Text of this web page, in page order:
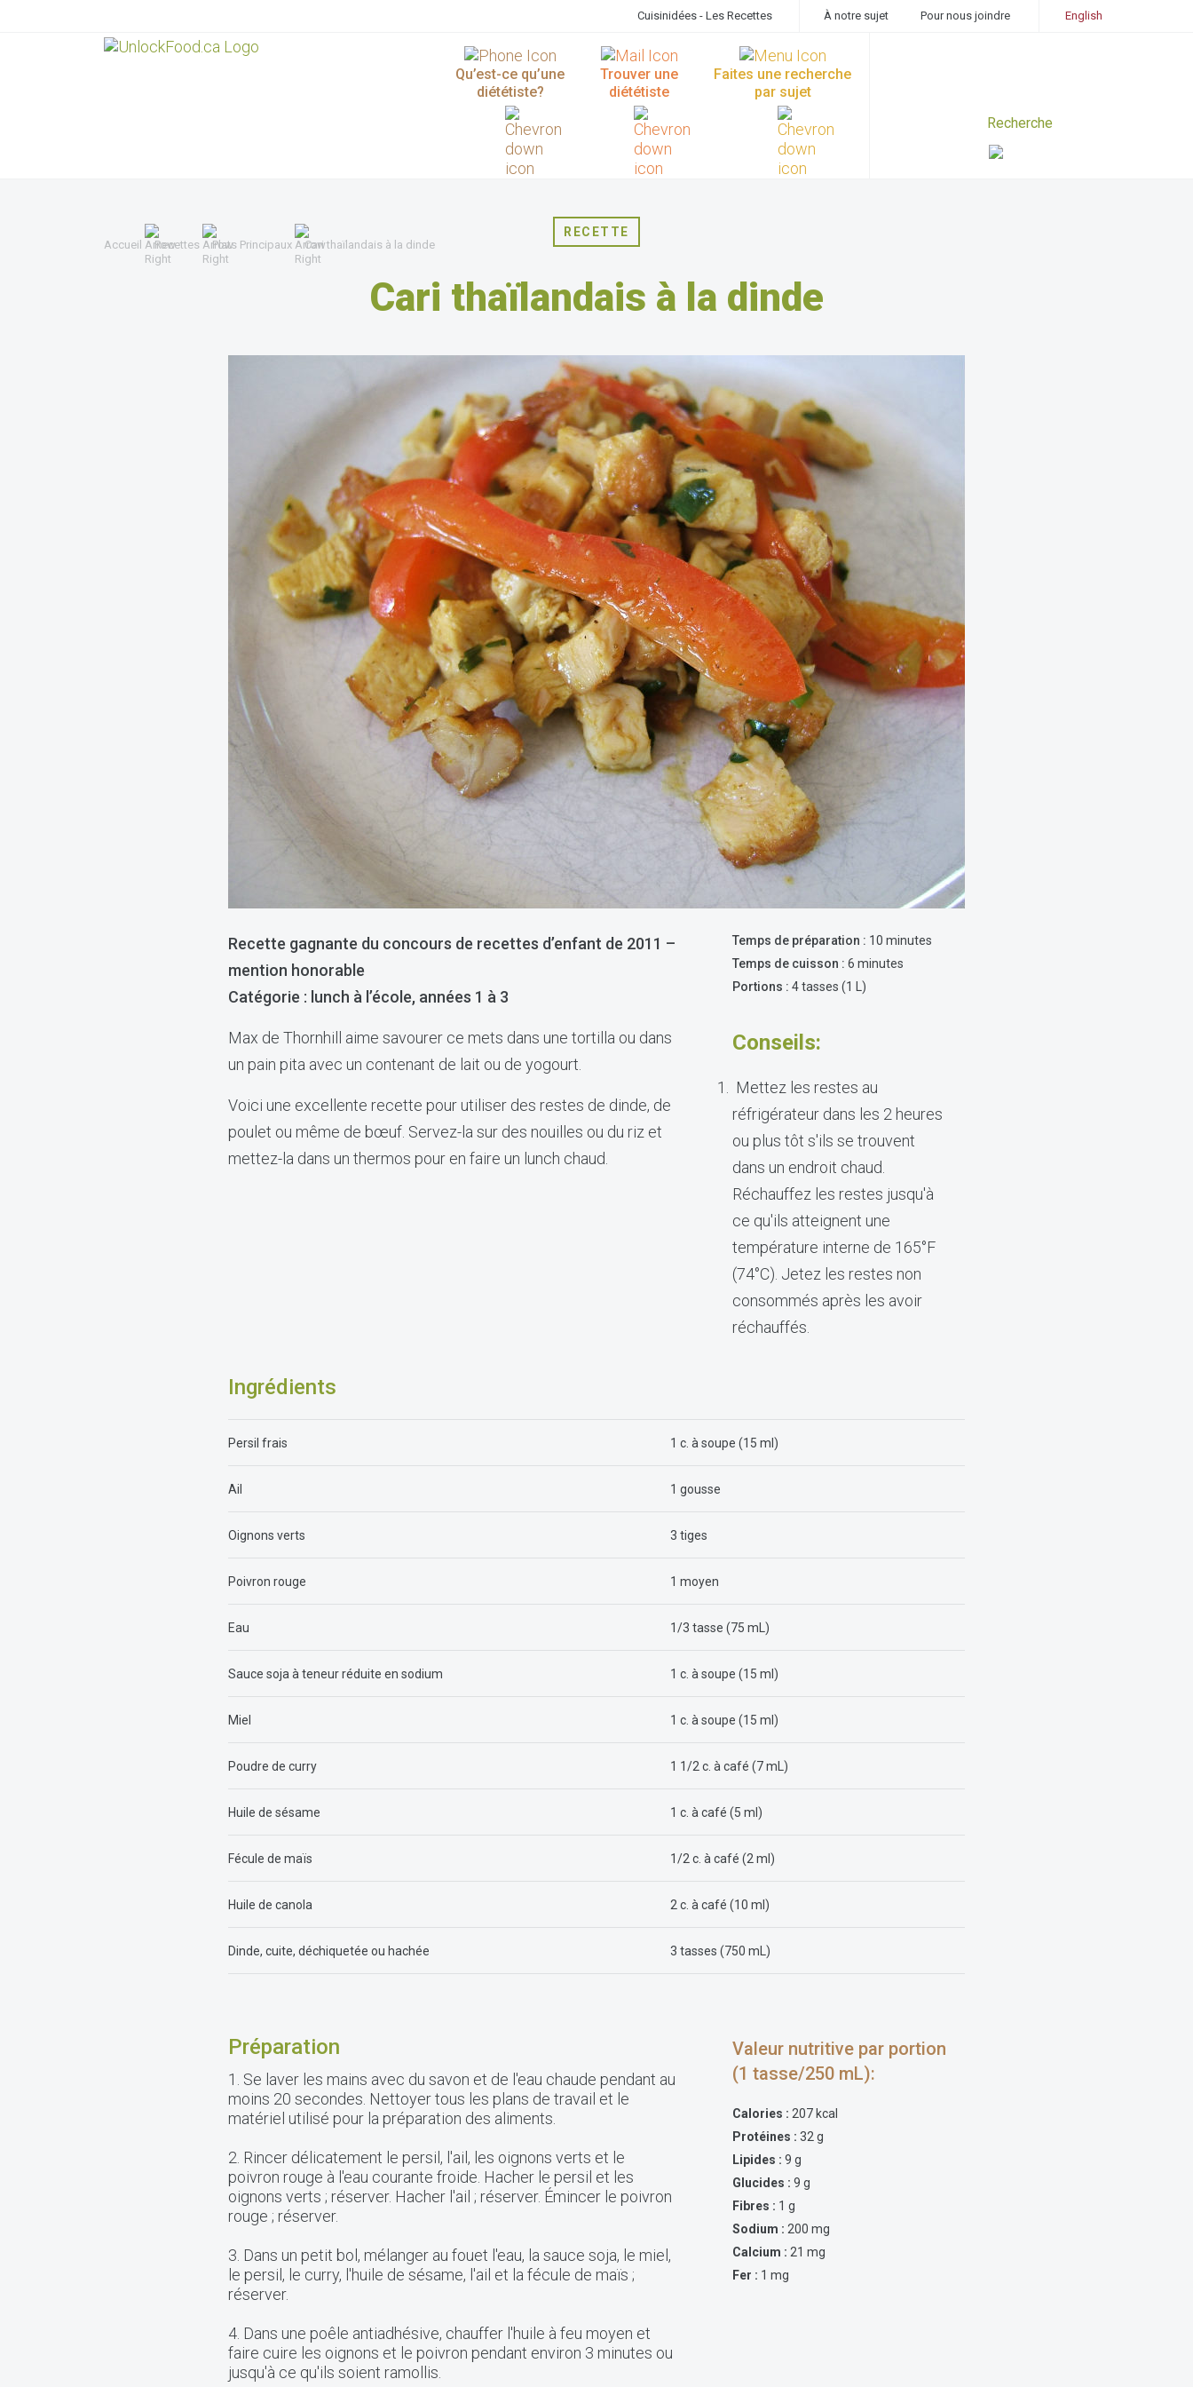
Cuisinidées - Les Recettes À notre sujet Pour nous joindre English
Qu’est-ce qu’une
diététiste?
Trouver une
diététiste
Faites une recherche
par sujet
Accueil Recettes Plats Principaux Cari thaïlandais à la dinde
RECETTE
Cari thaïlandais à la dinde
Recette gagnante du concours de recettes d’enfant de 2011 –
mention honorable
Catégorie : lunch à l’école, années 1 à 3
Max de Thornhill aime savourer ce mets dans une tortilla ou dans
un pain pita avec un contenant de lait ou de yogourt.
Voici une excellente recette pour utiliser des restes de dinde, de
poulet ou même de bœuf. Servez-la sur des nouilles ou du riz et
mettez-la dans un thermos pour en faire un lunch chaud.
Temps de préparation : 10 minutes
Temps de cuisson : 6 minutes
Portions : 4 tasses (1 L)
Conseils:
Mettez les restes au
réfrigérateur dans les 2 heures
ou plus tôt s'ils se trouvent
dans un endroit chaud.
Réchauffez les restes jusqu'à
ce qu'ils atteignent une
température interne de 165°F
(74°C). Jetez les restes non
consommés après les avoir
réchauffés.
Ingrédients
Persil frais 1 c. à soupe (15 ml)
Ail 1 gousse
Oignons verts 3 tiges
Poivron rouge 1 moyen
Eau 1/3 tasse (75 mL)
Sauce soja à teneur réduite en sodium 1 c. à soupe (15 ml)
Miel 1 c. à soupe (15 ml)
Poudre de curry 1 1/2 c. à café (7 mL)
Huile de sésame 1 c. à café (5 ml)
Fécule de maïs 1/2 c. à café (2 ml)
Huile de canola 2 c. à café (10 ml)
Dinde, cuite, déchiquetée ou hachée 3 tasses (750 mL)
Préparation
1. Se laver les mains avec du savon et de l'eau chaude pendant au
moins 20 secondes. Nettoyer tous les plans de travail et le
matériel utilisé pour la préparation des aliments.
2. Rincer délicatement le persil, l'ail, les oignons verts et le
poivron rouge à l'eau courante froide. Hacher le persil et les
oignons verts ; réserver. Hacher l'ail ; réserver. Émincer le poivron
rouge ; réserver.
3. Dans un petit bol, mélanger au fouet l'eau, la sauce soja, le miel,
le persil, le curry, l'huile de sésame, l'ail et la fécule de maïs ;
réserver.
4. Dans une poêle antiadhésive, chauffer l'huile à feu moyen et
faire cuire les oignons et le poivron pendant environ 3 minutes ou
jusqu'à ce qu'ils soient ramollis.
Valeur nutritive par portion
(1 tasse/250 mL):
Calories : 207 kcal
Protéines : 32 g
Lipides : 9 g
Glucides : 9 g
Fibres : 1 g
Sodium : 200 mg
Calcium : 21 mg
Fer : 1 mg